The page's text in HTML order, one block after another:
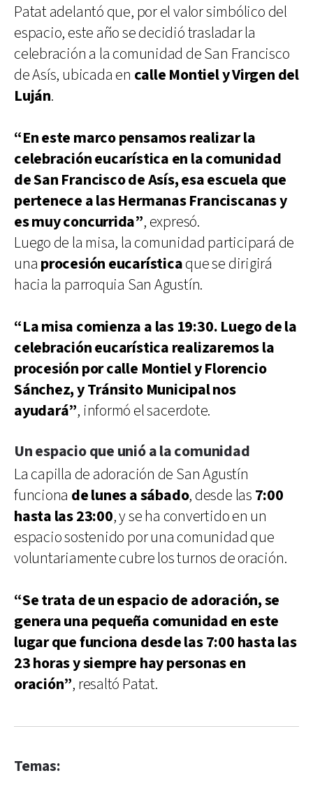
Patat adelantó que, por el valor simbólico del
espacio, este año se decidió trasladar la
celebración a la comunidad de San Francisco
de Asís, ubicada en calle Montiel y Virgen del
Luján.
“En este marco pensamos realizar la
celebración eucarística en la comunidad
de San Francisco de Asís, esa escuela que
pertenece a las Hermanas Franciscanas y
es muy concurrida”, expresó.
Luego de la misa, la comunidad participará de
una procesión eucarísticaque se dirigirá
hacia la parroquia San Agustín.
“La misa comienza a las 19:30. Luego de la
celebración eucarística realizaremos la
procesión por calle Montiel y Florencio
Sánchez, y Tránsito Municipal nos
ayudará”, informó el sacerdote.
Un espacio que unió a la comunidad
La capilla de adoración de San Agustín
funciona de lunes a sábado, desde las 7:00
hasta las 23:00, y se ha convertido en un
espacio sostenido por una comunidad que
voluntariamente cubre los turnos de oración.
“Se trata de un espacio de adoración, se
genera una pequeña comunidad en este
lugar que funciona desde las 7:00 hasta las
23 horas y siempre hay personas en
oración”, resaltó Patat.
Temas: